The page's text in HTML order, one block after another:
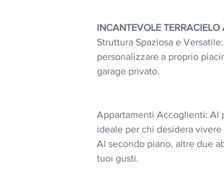
INCANTEVOLE
Struttura Spaziosa e
personalizzare a proprio
garage privato.
Appartamenti Accoglienti: Al
ideale per chi desidera
Al secondo piano, altre due
tuoi gusti.